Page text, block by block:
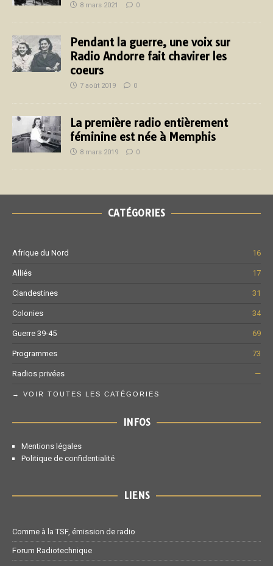
8 mars 2021 0
Pendant la guerre, une voix sur
Radio Andorre fait chavirer les
coeurs
7 août 2019 0
La première radio entièrement
féminine est née à Memphis
8 mars 2019 0
CATÉGORIES
Afrique du Nord 16
Alliés 17
Clandestines 31
Colonies 34
Guerre 39-45 69
Programmes 73
Radios privées —
→ VOIR TOUTES LES CATÉGORIES
INFOS
Mentions légales
Politique de confidentialité
LIENS
Comme à la TSF, émission de radio
Forum Radiotechnique